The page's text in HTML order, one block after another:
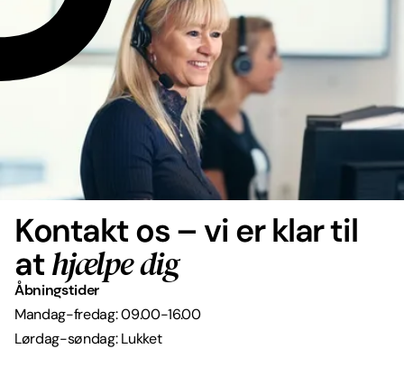
Kontakt os – vi er klar til
athjælpe dig
Åbningstider
Mandag-fredag: 09.00-16.00
Lørdag-søndag: Lukket